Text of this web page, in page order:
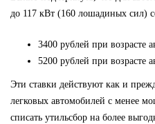
до 117 кВт (160 лошадиных сил)
3400 рублей при возрасте
5200 рублей при возрасте
Эти ставки действуют как и
легковых автомобилей с менее
списать утильсбор на более